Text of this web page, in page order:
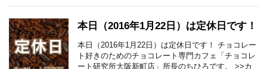
本日（2016年1月22日）は定休日です！
本日（2016年1月22日）は定休日です！ チョコレー
ト好きのためのチョコレート専門カフェ「チョコレ
ート研究所大阪新町店」所長のちひろです。 >>カ